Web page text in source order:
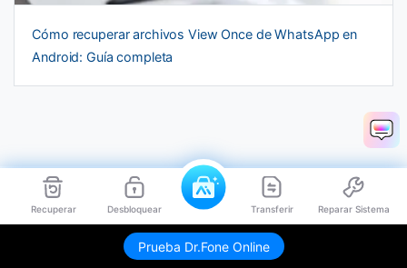
Recuperar Desbloquear Transferir Reparar Sistema
Prueba Dr.Fone Online
Cómo recuperar archivos View Once de WhatsApp en
Android: Guía completa
Paula Hernández
Staff Editor